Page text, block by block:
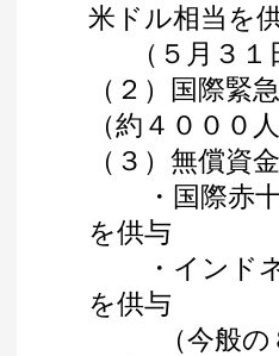
米ドル相当を
（５月３１
（２）国際緊
（約４０００
（３）無償資
・国際赤十
を供与
・インドネ
を供与
（今般の８